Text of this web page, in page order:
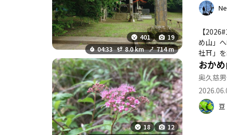
401
19
04:33
8.0 km 714 m
【2026#157（Mt212）
め山」へ🚶‍♂️🚶♪✨ 以前、友人が「どこか御祓いに行きたいけ
社⛩️」を紹介した☺️✨ そして友人は西金砂神社へ
っと「その先
アップダウン⤴️⤵️✨を繰
と友人😅 途中の「地割」には友人もびっくり感動🤩 ひたすら登り下りの連続💦 でも、友人も楽しそうなので🙆‍♂️✨ そして
到着✨ その高度にまた
いで😅」そんな事
は…なのであ
18
12
おか
奥久慈
豆